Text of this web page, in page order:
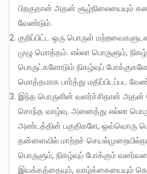
பிறகுதான் அதன்
வேண்டும்.
குறிப்பிட்ட ஒரு பொருள்
முழு மொத்தம். எல்லா பொருளும்,
பொருட்களோடும் நிகழ்வுப்
மொத்தமாக பார்த்து மதிப்பிடப்பட
இந்த பொருளின் வளர்ச்சிதான்
சொந்த வாழ்வு. அனைத்து எல்லா
அண்டத்தின் பகுதிகளே, ஒவ்வொரு
தன்னளவில் மாற்றச்
பொருளும், நிகழ்வுப் போக்கும்
இயக்கத்தையும், வாழ்க்கையையும்